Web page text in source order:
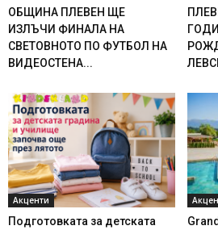
ОБЩИНА ПЛЕВЕН ЩЕ
ИЗЛЪЧИ ФИНАЛА НА
СВЕТОВНОТО ПО ФУТБОЛ НА
ВИДЕОСТЕНА...
Акценти
Подготовката за детската